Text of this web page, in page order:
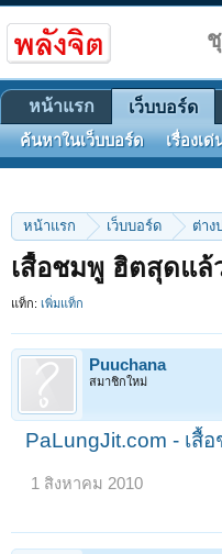
หน้าแรก เว็บบอร์ด ต่าง
เสื้อชมพู ฮิตสุดแล้
แท็ก: เพิ่มแท็ก
Puuchana
สมาชิกใหม่
PaLungJit.com - เสื้
1 สิงหาคม 2010
หน้าแรก เว็บบอร์ด
ค้นหาในเว็บบอร์ด เรื่องเด่